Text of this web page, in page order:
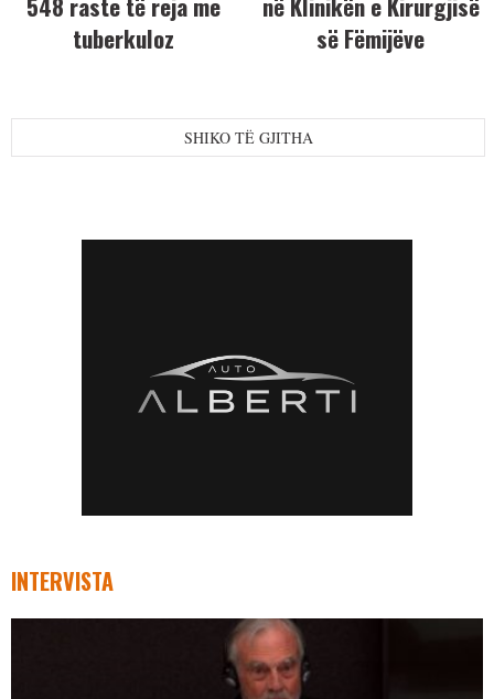
tuberkuloz
së Fëmijëve
SHIKO TË GJITHA
INTERVISTA